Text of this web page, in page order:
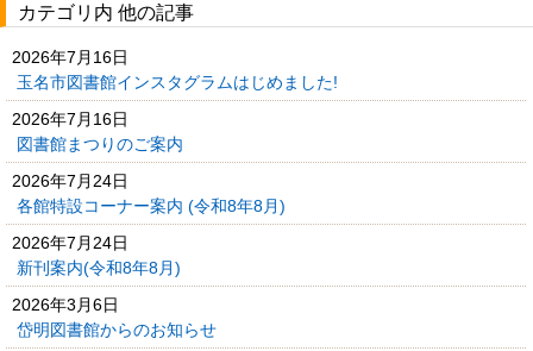
カテゴリ内 他の記事
2026年7月16日
玉名市図書館インスタグラムはじめました!
2026年7月16日
図書館まつりのご案内
2026年7月24日
各館特設コーナー案内 (令和8年8月)
2026年7月24日
新刊案内(令和8年8月)
2026年3月6日
岱明図書館からのお知らせ